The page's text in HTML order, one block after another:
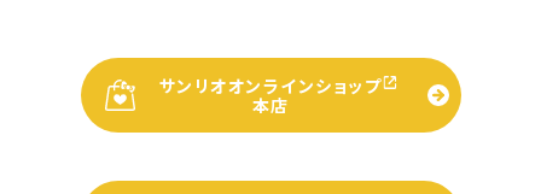
サンリオオンラインショップ
本店